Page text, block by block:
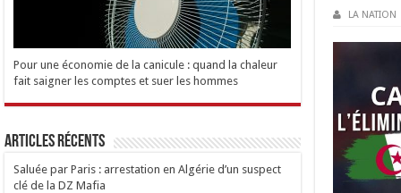
LA NATION
Pour une économie de la canicule : quand la chaleur
fait saigner les comptes et suer les hommes
Articles Récents
Saluée par Paris : arrestation en Algérie d’un suspect
clé de la DZ Mafia